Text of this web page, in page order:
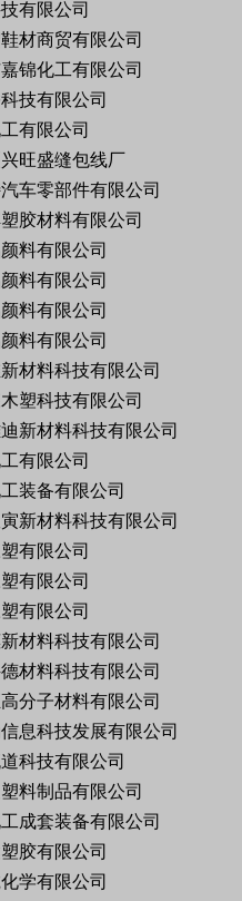
有限公司
材商贸有限公司
锦化工有限公司
技有限公司
有限公司
旺盛缝包线厂
车零部件有限公司
胶材料有限公司
料有限公司
料有限公司
料有限公司
料有限公司
材料科技有限公司
塑科技有限公司
新材料科技有限公司
有限公司
装备有限公司
新材料科技有限公司
有限公司
有限公司
有限公司
材料科技有限公司
材料科技有限公司
分子材料有限公司
息科技发展有限公司
科技有限公司
料制品有限公司
成套装备有限公司
胶有限公司
学有限公司